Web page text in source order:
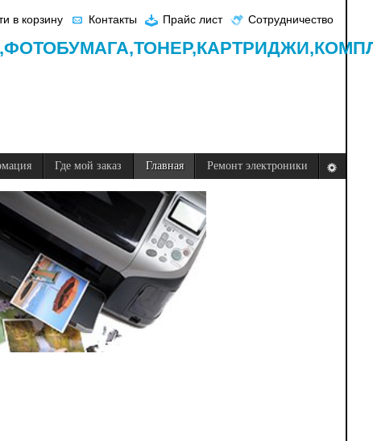
в корзину Контакты Прайс лист Сотрудничество
ФОТОБУМАГА,ТОНЕР,КАРТРИДЖИ,
Где мой заказ Главная Ремонт электроники